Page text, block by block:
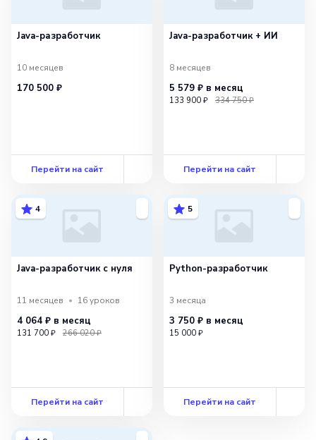
Java-разработчик
10 месяцев
170 500 ₽
Перейти на сайт
Java-разработчик + ИИ
8 месяцев
5 579 ₽ в месяц
133 900 ₽ 334 750 ₽
Перейти на сайт
4
Java-разработчик с нуля
11 месяцев 16уроков
4 064 ₽ в месяц
131 700 ₽ 266 020 ₽
Перейти на сайт
5
Python-разработчик
3 месяца
3 750 ₽ в месяц
15 000 ₽
Перейти на сайт